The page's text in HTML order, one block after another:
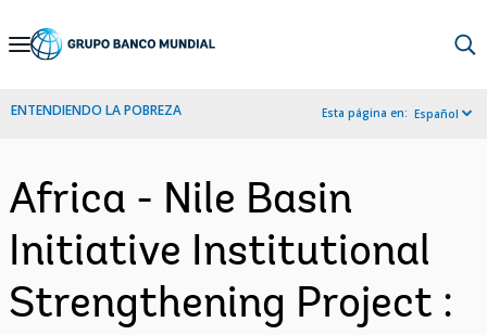
Skip
Navigation
ENTENDIENDO LA POBREZA Esta página en: Español
Africa - Nile Basin
Initiative Institutional
Strengthening Project :